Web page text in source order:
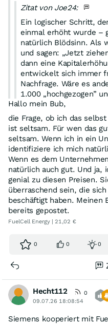
Zitat von Joe24:
Ein logischer Schritt,
einmal erhöht wurde –
natürlich Blödsinn. Als
und sagen: „Jetzt
dann eine
entwickelt sich immer
Nachfrage. Wäre es
1.000 „hochgezogen”
durchgeführt.Und es
Aktienkurs sondern die
Aktien.....was ist los
Glaubst du dir das was
für wen? Für FuelCell,
die Short sind? Bist du
Short?
Hallo mein Bub,
die Frage, ob ich das
ist seltsam. Für wen das
seltsam. Wenn ich in ein
identifiziere ich mich
Wenn es dem
natürlich auch gut. Und ja,
genial zu diesen Preisen.
überraschend sein, die
beschäftigt haben. Meinen
bereits gepostet.
FuelCell Energy | 21,02 €
0 0 0
Hecht112
0
09.07.26 18:08:54
Siemens kooperiert mit